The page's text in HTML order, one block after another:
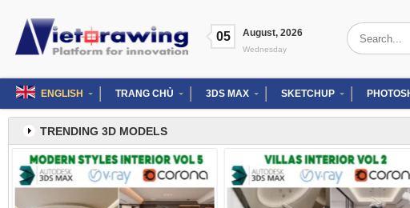
content
05 August, 2026
Wednesday
Search
for:
ENGLISH TRANG CHỦ 3DS MAX SKETCHUP
TRENDING 3D MODELS